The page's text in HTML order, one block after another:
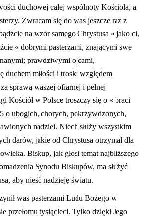
duchowej całej wspólnoty Kościoła, a
Zwracam się do was jeszcze raz z
na wzór samego Chrystusa « jako ci,
« dobrymi pasterzami, znającymi swe
prawdziwymi ojcami,
duchem miłości i troski względem
sprawą waszej ofiarnej i pełnej
Kościółw Polsce troszczy się o « braci
o ubogich, chorych, pokrzywdzonych,
nadziei. Niech służy wszystkim
darów, jakie od Chrystusa otrzymał dla
owieka. Biskup, jak głosi temat najbliższego
Synodu Biskupów, ma służyć
aby nieść nadzieję światu.
was pasterzami Ludu Bożego w
przełomu tysiącleci. Tylko dzięki Jego